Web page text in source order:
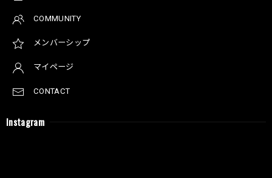
COMMUNITY
メンバーシップ
マイページ
CONTACT
Instagram